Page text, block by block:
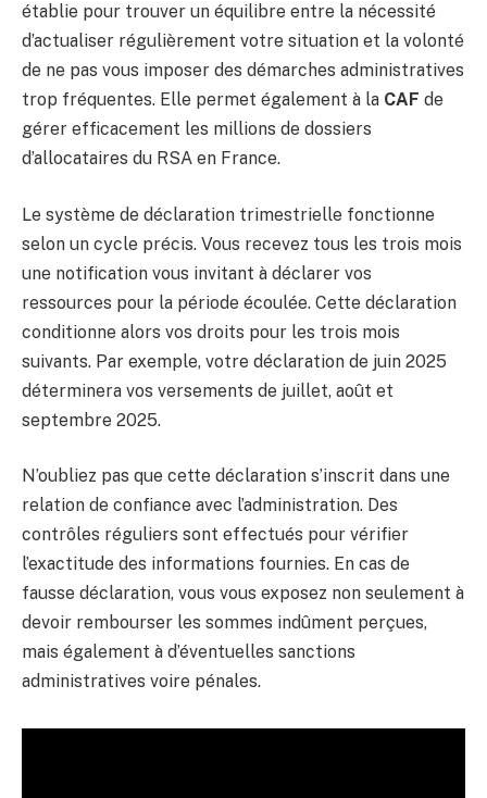
établie pour trouver un équilibre entre la nécessité
d’actualiser régulièrement votre situation et la volonté
de ne pas vous imposer des démarches administratives
trop fréquentes. Elle permet également à la CAF de
gérer efficacement les millions de dossiers
d’allocataires du RSA en France.
Le système de déclaration trimestrielle fonctionne
selon un cycle précis. Vous recevez tous les trois mois
une notification vous invitant à déclarer vos
ressources pour la période écoulée. Cette déclaration
conditionne alors vos droits pour les trois mois
suivants. Par exemple, votre déclaration de juin 2025
déterminera vos versements de juillet, août et
septembre 2025.
N’oubliez pas que cette déclaration s’inscrit dans une
relation de confiance avec l’administration. Des
contrôles réguliers sont effectués pour vérifier
l’exactitude des informations fournies. En cas de
fausse déclaration, vous vous exposez non seulement à
devoir rembourser les sommes indûment perçues,
mais également à d’éventuelles sanctions
administratives voire pénales.